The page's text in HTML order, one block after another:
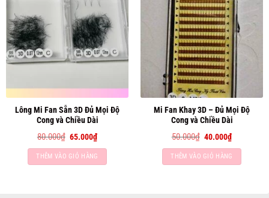
Lông Mi Fan Sẵn 3D Đủ Mọi Độ
Cong và Chiều Dài
80.000₫ Giá
là:
80.000₫.
65.000₫Giá
hiện
tại
là:
65.000₫.
THÊM VÀO GIỎ HÀNG
Mi Fan Khay 3D – Đủ Mọi Độ
Cong và Chiều Dài
50.000₫ Giá
là:
50.000₫.
40.000₫Giá
hiện
tại
là:
40.000₫.
THÊM VÀO GIỎ HÀNG